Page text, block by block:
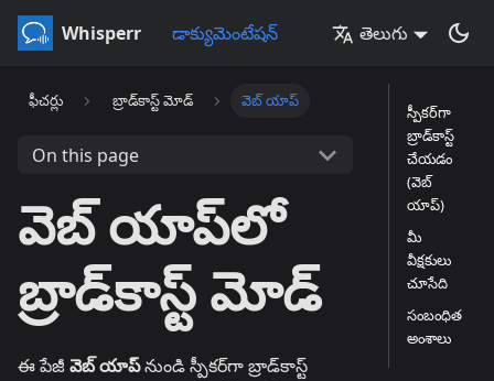
Whisperr డాక్యుమెంటేషన్ తెలుగు
ఫీచర్లు బ్రాడ్‌కాస్ట్ మోడ్ వెబ్ యాప్
On this page
వెబ్ యాప్‌లో
బ్రాడ్‌కాస్ట్ మోడ్
ఈ పేజీవెబ్ యాప్నుండి స్పీకర్‌గా బ్రాడ్‌కాస్ట్
స్పీకర్‌గా
బ్రాడ్‌కాస్ట్
చేయడం
(వెబ్
యాప్)
మీ
వీక్షకులు
చూసేది
సంబంధిత
అంశాలు